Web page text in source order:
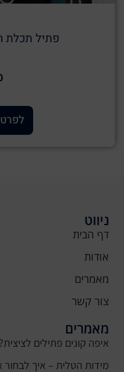
פתיל תכלת
ניווט
דף הבית
אודות
מאמרים
צור קשר
מאמרים
איפה קונים פתילים לציצית?
מידות הטלית – איך